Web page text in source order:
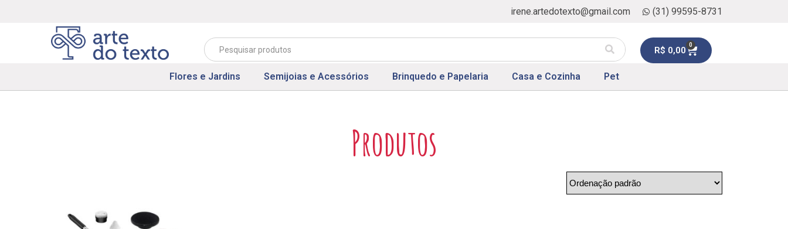
irene.artedotexto@gmail.com (31) 99595-8731
R$ 0,00 0
Flores e Jardins Semijoias e Acessórios Brinquedo e Papelaria Casa e Cozinha Pet
Produtos